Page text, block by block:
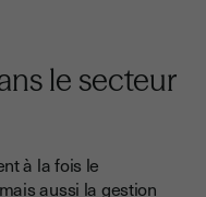
long du processus de
la gestion des talents ?
le secteur
à la fois le
aussi la gestion